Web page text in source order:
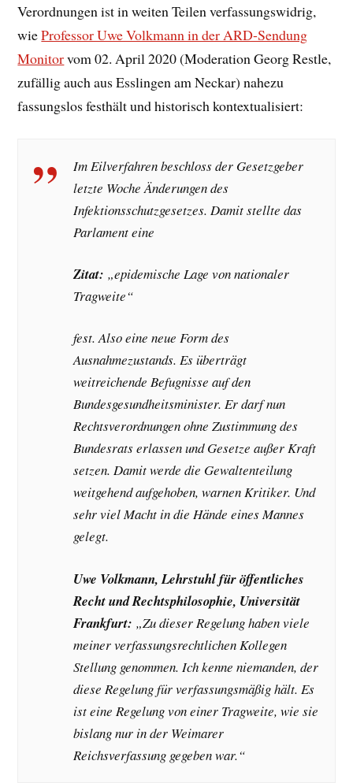
Verordnungen ist in weiten Teilen verfassungswidrig,
wieProfessor Uwe Volkmann in der ARD-Sendung
Monitorvom 02. April 2020 (Moderation Georg Restle,
zufällig auch aus Esslingen am Neckar) nahezu
fassungslos festhält und historisch kontextualisiert:
Im Eilverfahren beschloss der Gesetzgeber
letzte Woche Änderungen des
Infektionsschutzgesetzes. Damit stellte das
Parlament eine
Zitat: „epidemische Lage von nationaler
Tragweite“
fest. Also eine neue Form des
Ausnahmezustands. Es überträgt
weitreichende Befugnisse auf den
Bundesgesundheitsminister. Er darf nun
Rechtsverordnungen ohne Zustimmung des
Bundesrats erlassen und Gesetze außer Kraft
setzen. Damit werde die Gewaltenteilung
weitgehend aufgehoben, warnen Kritiker. Und
sehr viel Macht in die Hände eines Mannes
gelegt.
Uwe Volkmann, Lehrstuhl für öffentliches
Recht und Rechtsphilosophie, Universität
Frankfurt: „Zu dieser Regelung haben viele
meiner verfassungsrechtlichen Kollegen
Stellung genommen. Ich kenne niemanden, der
diese Regelung für verfassungsmäßig hält. Es
ist eine Regelung von einer Tragweite, wie sie
bislang nur in der Weimarer
Reichsverfassung gegeben war.“